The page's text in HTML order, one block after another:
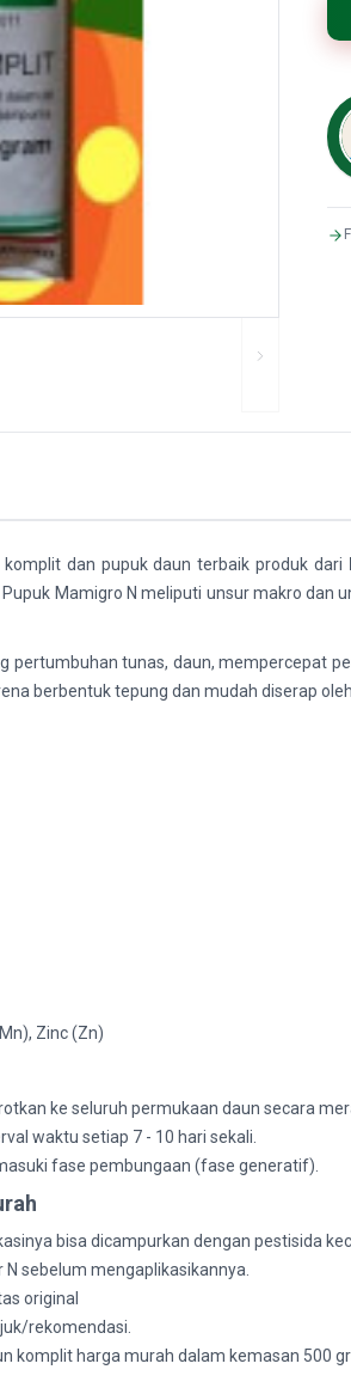
dan pupuk daun terbaik produk dari
Mamigro N meliputi unsur makro
pertumbuhan tunas, daun, mempercepat
berbentuk tepung dan mudah diserap
Zinc (Zn)
ke seluruh permukaan daun secara
waktu setiap 7 - 10 hari sekali.
fase pembungaan (fase generatif).
bisa dicampurkan dengan pestisida
sebelum mengaplikasikannya.
original
rekomendasi.
komplit harga murah dalam kemasan 500